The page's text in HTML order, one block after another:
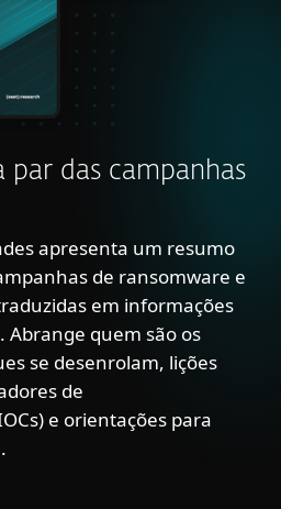
par das campanhas
apresenta um resumo
de ransomware e
em informações
Abrange quem são os
se desenrolam, lições
de
e orientações para